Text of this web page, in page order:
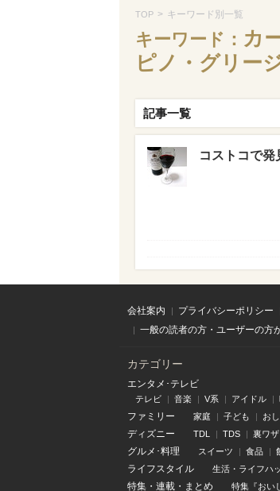
TOP > キーワード別一覧
キーワード： カ
ピノ・グリー
記事一覧
コストコで
会社案内 プライバシーポリシー
一般の読者の方・ユーザーの方
カテゴリー
エンタメ･テレビ
テレビ 音楽 V系 アイドル
ファミリー 家庭 子ども お
ディズニー TDL TDS 裏ワ
グルメ･料理 スイーツ 食品
ライフスタイル 生活・ライフハ
特集 ・ 連載 ・ まとめ 特集『おい